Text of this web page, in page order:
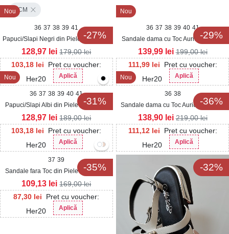
3CM
Nou
-27%
36 37 38 39 41
Papuci/Slapi Negri din Piele Ecologica
Intoarsa Sinira
103,18 lei
Pret cu voucher:
Her20
Aplică
128,97 lei 179,00lei
Nou
-29%
36 37 38 39 40 41
Sandale dama cu Toc Auriu din Piele
Ecologica Sinna
111,99 lei
Pret cu voucher:
Her20
Aplică
139,99 lei 199,00lei
Nou
-31%
36 37 38 39 40 41
Papuci/Slapi Albi din Piele Ecologica
Lacuita Sherli2
103,18 lei
Pret cu voucher:
Her20
Aplică
128,97 lei 189,00lei
Nou
-36%
36 38
Sandale dama cu Toc Auriu din Glitter
Razen
111,12 lei
Pret cu voucher:
Her20
Aplică
138,90 lei 219,00lei
-35%
37 39
Sandale fara Toc din Piele Ecologica
dama Negre Layalle
87,30 lei
Pret cu voucher:
Her20
Aplică
109,13 lei 169,00lei
-32%